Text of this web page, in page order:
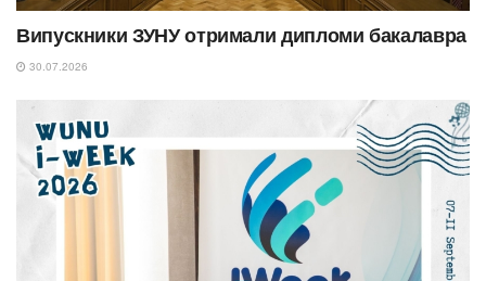
Випускники ЗУНУ отримали дипломи бакалавра
30.07.2026